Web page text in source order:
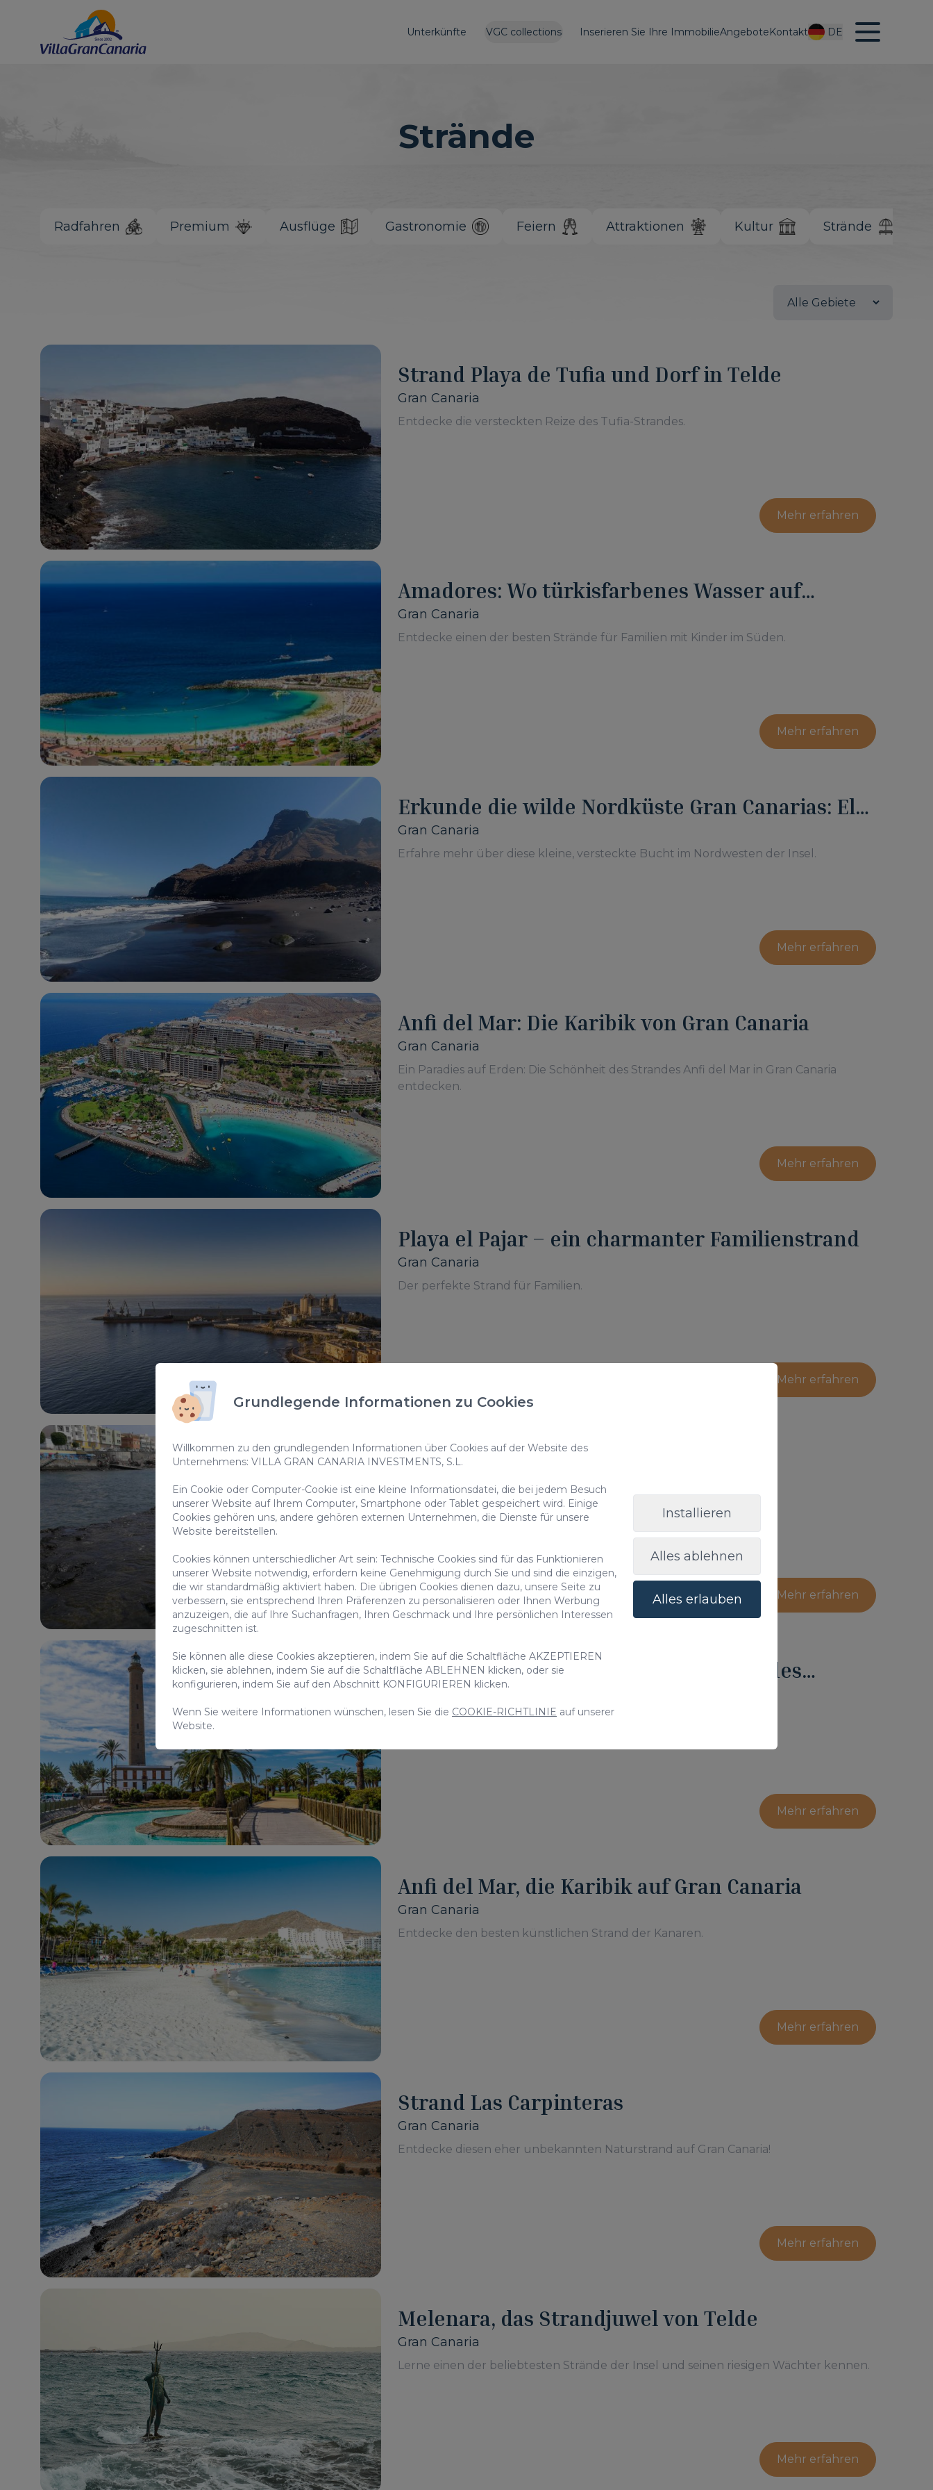
VGC collections Inserieren Sie Ihre ImmobilieAngeboteKontakt
Unterkünfte DE
Strände
Radfahren Premium Ausflüge Gastronomie Feiern Attraktionen Kultur Strände
Strand Playa de Tufia und Dorf in Telde
Gran Canaria
Entdecke die versteckten Reize des Tufia-Strandes.
Mehr erfahren
Amadores: Wo türkisfarbenes Wasser auf
goldenen Sand trifft
Gran Canaria
Entdecke einen der besten Strände für Familien mit Kinder im Süden.
Mehr erfahren
Erkunde die wilde Nordküste Gran Canarias: El
Risco Strand
Gran Canaria
Erfahre mehr über diese kleine, versteckte Bucht im Nordwesten der Insel.
Mehr erfahren
Anfi del Mar: Die Karibik von Gran Canaria
Gran Canaria
Ein Paradies auf Erden: Die Schönheit des Strandes Anfi del Mar in Gran Canaria
entdecken.
Mehr erfahren
Playa el Pajar – ein charmanter Familienstrand
Gran Canaria
Der perfekte Strand für Familien.
Mehr erfahren
Strand Playa Arinaga in Agüimes
Erkunde das Fischerdorf Arinaga und seinen Strand.
Mehr erfahren
Der Strand von Meloneras, der Luxus des
Luxus und Entspannung pur im Süden Gran Canarias!
Mehr erfahren
Anfi del Mar, die Karibik auf Gran Canaria
Gran Canaria
Entdecke den besten künstlichen Strand der Kanaren.
Mehr erfahren
Strand Las Carpinteras
Gran Canaria
Entdecke diesen eher unbekannten Naturstrand auf Gran Canaria!
Mehr erfahren
Melenara, das Strandjuwel von Telde
Gran Canaria
Lerne einen der beliebtesten Strände der Insel und seinen riesigen Wächter kennen.
Mehr erfahren
Grundlegende Informationen zu Cookies
Willkommen zu den grundlegenden Informationen über Cookies auf der Website des
Unternehmens: VILLA GRAN CANARIA INVESTMENTS, S.L.
Ein Cookie oder Computer-Cookie ist eine kleine Informationsdatei, die bei jedem Besuch
unserer Website auf Ihrem Computer, Smartphone oder Tablet gespeichert wird. Einige
Cookies gehören uns, andere gehören externen Unternehmen, die Dienste für unsere
Website bereitstellen.
Cookies können unterschiedlicher Art sein: Technische Cookies sind für das Funktionieren
unserer Website notwendig, erfordern keine Genehmigung durch Sie und sind die einzigen,
die wir standardmäßig aktiviert haben. Die übrigen Cookies dienen dazu, unsere Seite zu
verbessern, sie entsprechend Ihren Präferenzen zu personalisieren oder Ihnen Werbung
anzuzeigen, die auf Ihre Suchanfragen, Ihren Geschmack und Ihre persönlichen Interessen
zugeschnitten ist.
Sie können alle diese Cookies akzeptieren, indem Sie auf die Schaltfläche AKZEPTIEREN
klicken, sie ablehnen, indem Sie auf die Schaltfläche ABLEHNEN klicken, oder sie
konfigurieren, indem Sie auf den Abschnitt KONFIGURIEREN klicken.
Wenn Sie weitere Informationen wünschen, lesen Sie die COOKIE-RICHTLINIE auf unserer
Website.
Installieren
Alles ablehnen
Alles erlauben